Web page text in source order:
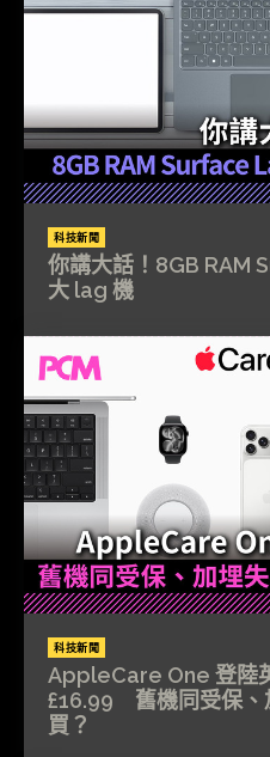
科技新聞
你講大話！8GB RAM
大 lag 機
科技新聞
AppleCare One 登陸
£16.99 舊機同受保、
買？